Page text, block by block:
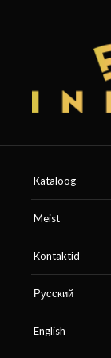
Kataloog
Meist
Kontaktid
Русский
English